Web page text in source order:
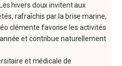
hivers doux invitent aux
rafraîchis par la brise marine,
clémente favorise les activités
et contribue naturellement
et médicale de